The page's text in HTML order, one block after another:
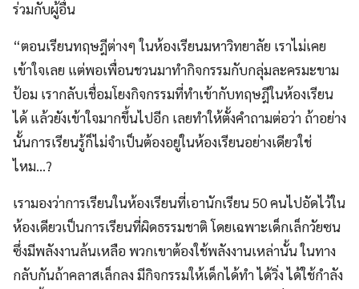
ร่วมกับผู้อื่น
“ตอนเรียนทฤษฎีต่างๆ ในห้องเรียนมหาวิทยาลัย เราไม่เคย
เข้าใจเลย แต่พอเพื่อนชวนมาทำกิจกรรมกับกลุ่มละครมะขาม
ป้อม เรากลับเชื่อมโยงกิจกรรมที่ทำเข้ากับทฤษฎีในห้องเรียน
ได้ แล้วยังเข้าใจมากขึ้นไปอีก เลยทำให้ตั้งคำถามต่อว่า ถ้าอย่าง
นั้นการเรียนรู้ก็ไม่จำเป็นต้องอยู่ในห้องเรียนอย่างเดียวใช่
ไหม…?
เรามองว่าการเรียนในห้องเรียนที่เอานักเรียน 50 คนไปอัดไว้ใน
ห้องเดียวเป็นการเรียนที่ผิดธรรมชาติ โดยเฉพาะเด็กเล็กวัยซน
ซึ่งมีพลังงานล้นเหลือ พวกเขาต้องใช้พลังงานเหล่านั้น ในทาง
กลับกันถ้าคลาสเล็กลง มีกิจกรรมให้เด็กได้ทำ ได้วิ่ง ได้ใช้กำลัง